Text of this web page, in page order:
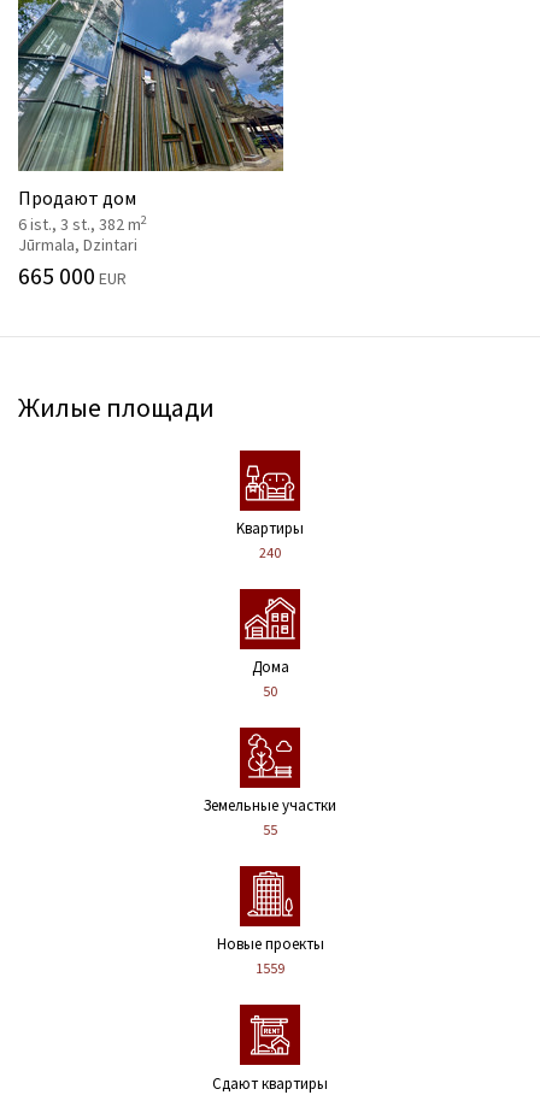
Продают дом
6 ist., 3 st., 382 m2
Jūrmala, Dzintari
665 000 EUR
Жилые площади
Kвартиры
240
Дома
50
Земельные участки
55
Новые проекты
1559
Сдают квартиры